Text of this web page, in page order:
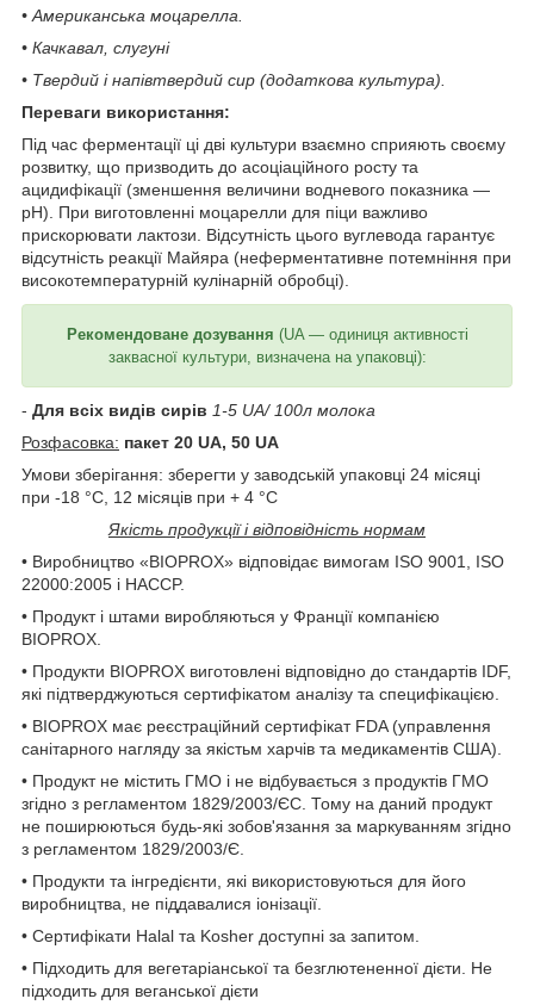
• Американська моцарелла.
• Качкавал, слугуні
• Твердий і напівтвердий сир (додаткова культура).
Переваги використання:
Під час ферментації ці дві культури взаємно сприяють своєму
розвитку, що призводить до асоціаційного росту та
ацидифікації (зменшення величини водневого показника —
рН). При виготовленні моцарелли для піци важливо
прискорювати лактози. Відсутність цього вуглевода гарантує
відсутність реакції Майяра (неферментативне потемніння при
високотемпературній кулінарній обробці).
Рекомендоване дозування (UA — одиниця активності
заквасної культури, визначена на упаковці):
- Для всіх видів сирів 1-5 UA/ 100л молока
Розфасовка: пакет 20 UA, 50 UA
Умови зберігання: зберегти у заводській упаковці 24 місяці
при -18 °С, 12 місяців при + 4 °C
Якість продукції і відповідність нормам
• Виробництво «BIOPROX» відповідає вимогам ISO 9001, ISO
22000:2005 і НАССP.
• Продукт і штами виробляються у Франції компанією
BIOPROX.
• Продукти BIOPROX виготовлені відповідно до стандартів IDF,
які підтверджуються сертифікатом аналізу та специфікацією.
• BIOPROX має реєстраційний сертифікат FDA (управлення
санітарного нагляду за якістьм харчів та медикаментів США).
• Продукт не містить ГМО і не відбувається з продуктів ГМО
згідно з регламентом 1829/2003/ЄС. Тому на даний продукт
не поширюються будь-які зобов'язання за маркуванням згідно
з регламентом 1829/2003/Є.
• Продукти та інгредієнти, які використовуються для його
виробництва, не піддавалися іонізації.
• Сертифікати Halal та Kosher доступні за запитом.
• Підходить для вегетаріанської та безглютененної дієти. Не
підходить для веганської дієти